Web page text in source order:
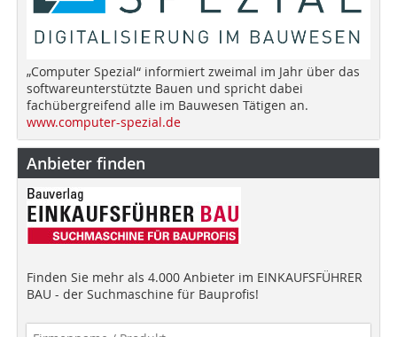
„Computer Spezial“ informiert zweimal im Jahr über das
softwareunterstützte Bauen und spricht dabei
fachübergreifend alle im Bauwesen Tätigen an.
www.computer-spezial.de
Anbieter finden
Finden Sie mehr als 4.000 Anbieter im EINKAUFSFÜHRER
BAU - der Suchmaschine für Bauprofis!